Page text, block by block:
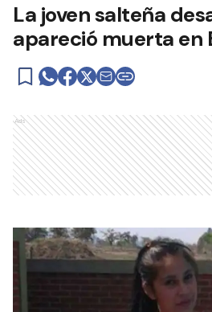
La joven salteña
apareció muerta en
Ads